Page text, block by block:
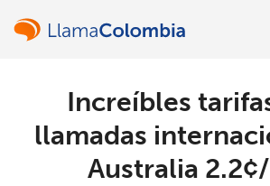
¡Bienvenido!
Increíbles
llamadas
Australia